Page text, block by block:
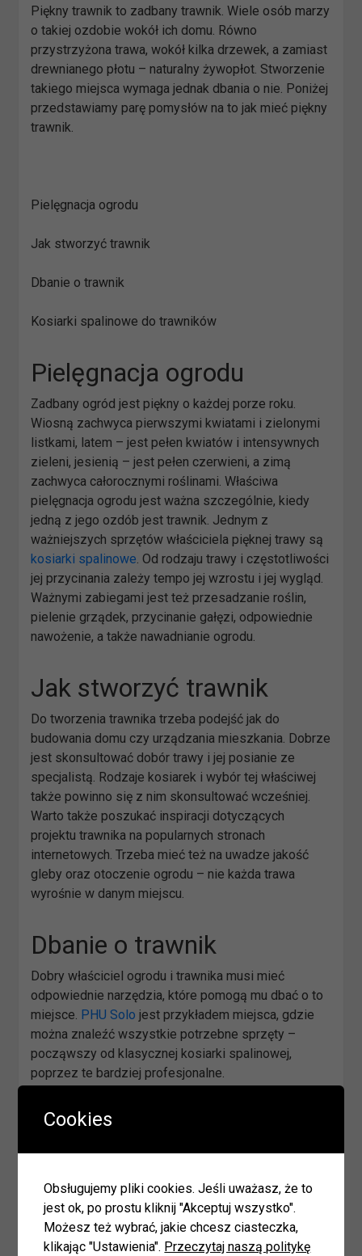
Piękny trawnik to zadbany trawnik. Wiele osób marzy
o takiej ozdobie wokół ich domu. Równo
przystrzyżona trawa, wokół kilka drzewek, a zamiast
drewnianego płotu – naturalny żywopłot. Stworzenie
takiego miejsca wymaga jednak dbania o nie. Poniżej
przedstawiamy parę pomysłów na to jak mieć piękny
trawnik.
Pielęgnacja ogrodu
Jak stworzyć trawnik
Dbanie o trawnik
Kosiarki spalinowe do trawników
Pielęgnacja ogrodu
Zadbany ogród jest piękny o każdej porze roku.
Wiosną zachwyca pierwszymi kwiatami i zielonymi
listkami, latem – jest pełen kwiatów i intensywnych
zieleni, jesienią – jest pełen czerwieni, a zimą
zachwyca całorocznymi roślinami. Właściwa
pielęgnacja ogrodu jest ważna szczególnie, kiedy
jedną z jego ozdób jest trawnik. Jednym z
ważniejszych sprzętów właściciela pięknej trawy są
kosiarki spalinowe. Od rodzaju trawy i częstotliwości
jej przycinania zależy tempo jej wzrostu i jej wygląd.
Ważnymi zabiegami jest też przesadzanie roślin,
pielenie grządek, przycinanie gałęzi, odpowiednie
nawożenie, a także nawadnianie ogrodu.
Jak stworzyć trawnik
Do tworzenia trawnika trzeba podejść jak do
budowania domu czy urządzania mieszkania. Dobrze
jest skonsultować dobór trawy i jej posianie ze
specjalistą. Rodzaje kosiarek i wybór tej właściwej
także powinno się z nim skonsultować wcześniej.
Warto także poszukać inspiracji dotyczących
projektu trawnika na popularnych stronach
internetowych. Trzeba mieć też na uwadze jakość
gleby oraz otoczenie ogrodu – nie każda trawa
wyrośnie w danym miejscu.
Dbanie o trawnik
Dobry właściciel ogrodu i trawnika musi mieć
odpowiednie narzędzia, które pomogą mu dbać o to
miejsce. PHU Solo jest przykładem miejsca, gdzie
można znaleźć wszystkie potrzebne sprzęty –
począwszy od klasycznej kosiarki spalinowej,
poprzez te bardziej profesjonalne.
Każdy trawnik powinien być regularnie przycinany.
trawy. Bez regularnego nawadniania, trawa nie będzie
czynność też należy wpisać do swojego planu
pielęgnacji, zwłaszcza latem. Oprócz tego należy też
wyznaczyć ścieżki, gdzie będzie można chodzić, co
jest istotne w momencie wzrostu roślin – dzięki
Cookies
Obsługujemy pliki cookies. Jeśli uważasz, że to
jest ok, po prostu kliknij "Akceptuj wszystko".
Możesz też wybrać, jakie chcesz ciasteczka,
klikając "Ustawienia". Przeczytaj naszą politykę